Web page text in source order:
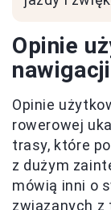
Opinie
Opinie
rowerowej
trasy, które
z dużym
mówią inni o
związanych z